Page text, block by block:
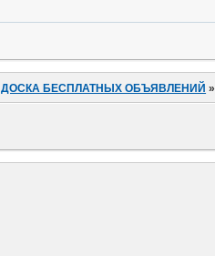
БЕСПЛАТНЫХ ОБЪЯВЛЕНИЙ